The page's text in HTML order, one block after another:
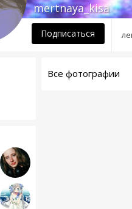
mertnaya_kisa
Подписаться
Все фотографии